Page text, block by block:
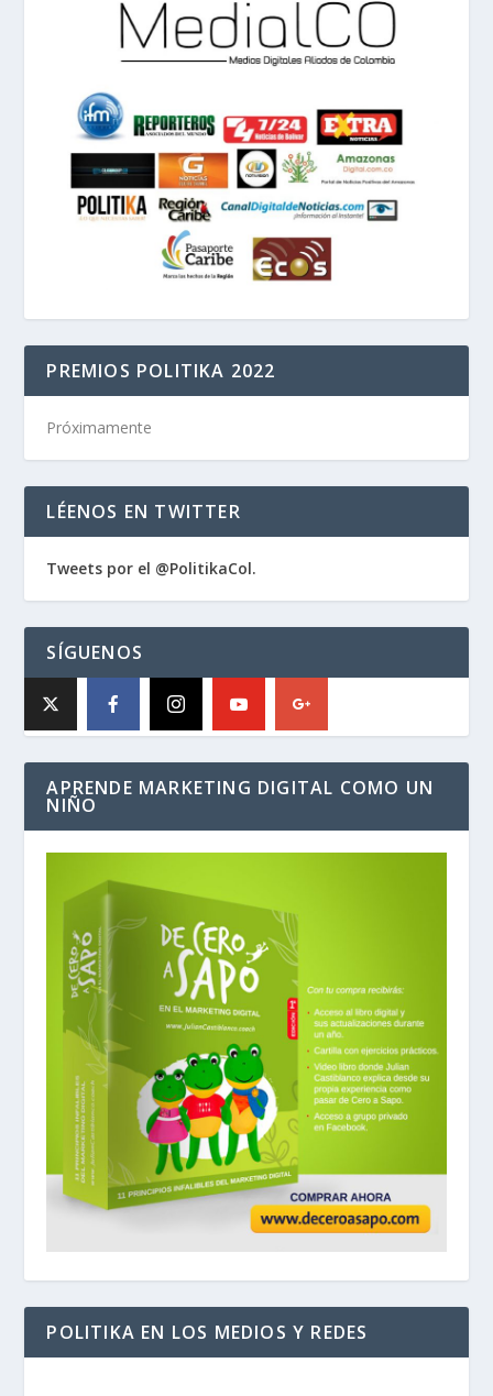
PREMIOS POLITIKA 2022
Próximamente
LÉENOS EN TWITTER
Tweets por el @PolitikaCol.
SÍGUENOS
APRENDE MARKETING DIGITAL COMO UN
NIÑO
POLITIKA EN LOS MEDIOS Y REDES